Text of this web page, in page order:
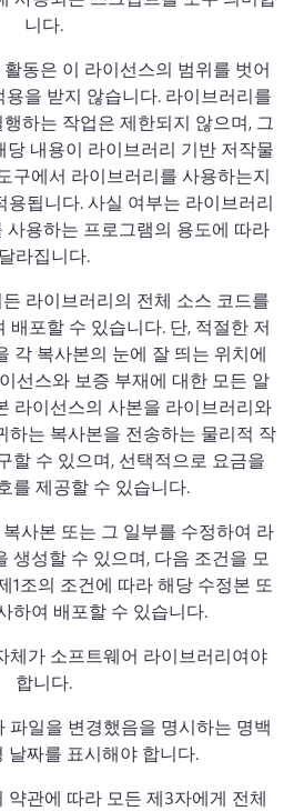
니다.
동은 이 라이선스의 범위를 벗어
을 받지 않습니다. 라이브러리를
하는 작업은 제한되지 않으며, 그
당 내용이 라이브러리 기반 저작물
구에서 라이브러리를 사용하는지
용됩니다. 사실 여부는 라이브러리
사용하는 프로그램의 용도에 따라
달라집니다.
라이브러리의 전체 소스 코드를
배포할 수 있습니다. 단, 적절한 저
각 복사본의 눈에 잘 띄는 위치에
선스와 보증 부재에 대한 모든 알
라이선스의 사본을 라이브러리와
하는 복사본을 전송하는 물리적 작
할 수 있으며, 선택적으로 요금을
를 제공할 수 있습니다.
사본 또는 그 일부를 수정하여 라
생성할 수 있으며, 다음 조건을 모
1조의 조건에 따라 해당 수정본 또
하여 배포할 수 있습니다.
체가 소프트웨어 라이브러리여야
합니다.
파일을 변경했음을 명시하는 명백
날짜를 표시해야 합니다.
약관에 따라 모든 제3자에게 전체